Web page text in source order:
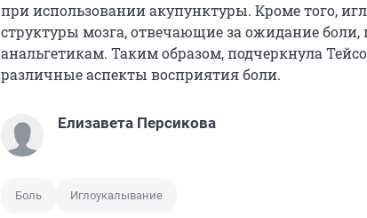
при использовании акупунктуры. Кроме того,
структуры мозга, отвечающие за ожидание боли,
анальгетикам. Таким образом, подчеркнула
различные аспекты восприятия боли.
Елизавета Персикова
Боль Иглоукалывание